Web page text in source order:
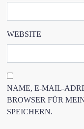
WEBSITE
NAME, E-MAIL-
BROWSER FÜR
SPEICHERN.